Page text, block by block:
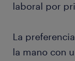
laboral por
La
la mano con